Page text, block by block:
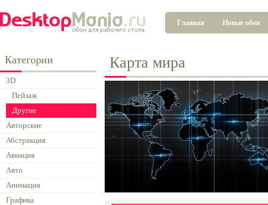
Главная Новые обои
Категории
3D
Пейзаж
Другие
Авторские
Абстракция
Авиация
Авто
Анимация
Графика
Карта мира